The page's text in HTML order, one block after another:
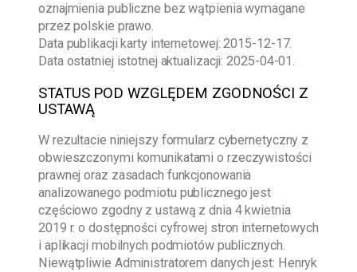
oznajmienia publiczne bez wątpienia wymagane
przez polskie prawo.
Data publikacji karty internetowej:2015-12-17.
Data ostatniej istotnej aktualizacji:2025-04-01.
STATUS POD WZGLĘDEM ZGODNOŚCI Z
USTAWĄ
W rezultacie niniejszy formularz cybernetyczny z
obwieszczonymi komunikatami o rzeczywistości
prawnej oraz zasadach funkcjonowania
analizowanego podmiotu publicznego jest
częściowo zgodny z ustawą z dnia 4 kwietnia
2019 r. o dostępności cyfrowej stron internetowych
i aplikacji mobilnych podmiotów publicznych.
Niewątpliwie Administratorem danych jest: Henryk